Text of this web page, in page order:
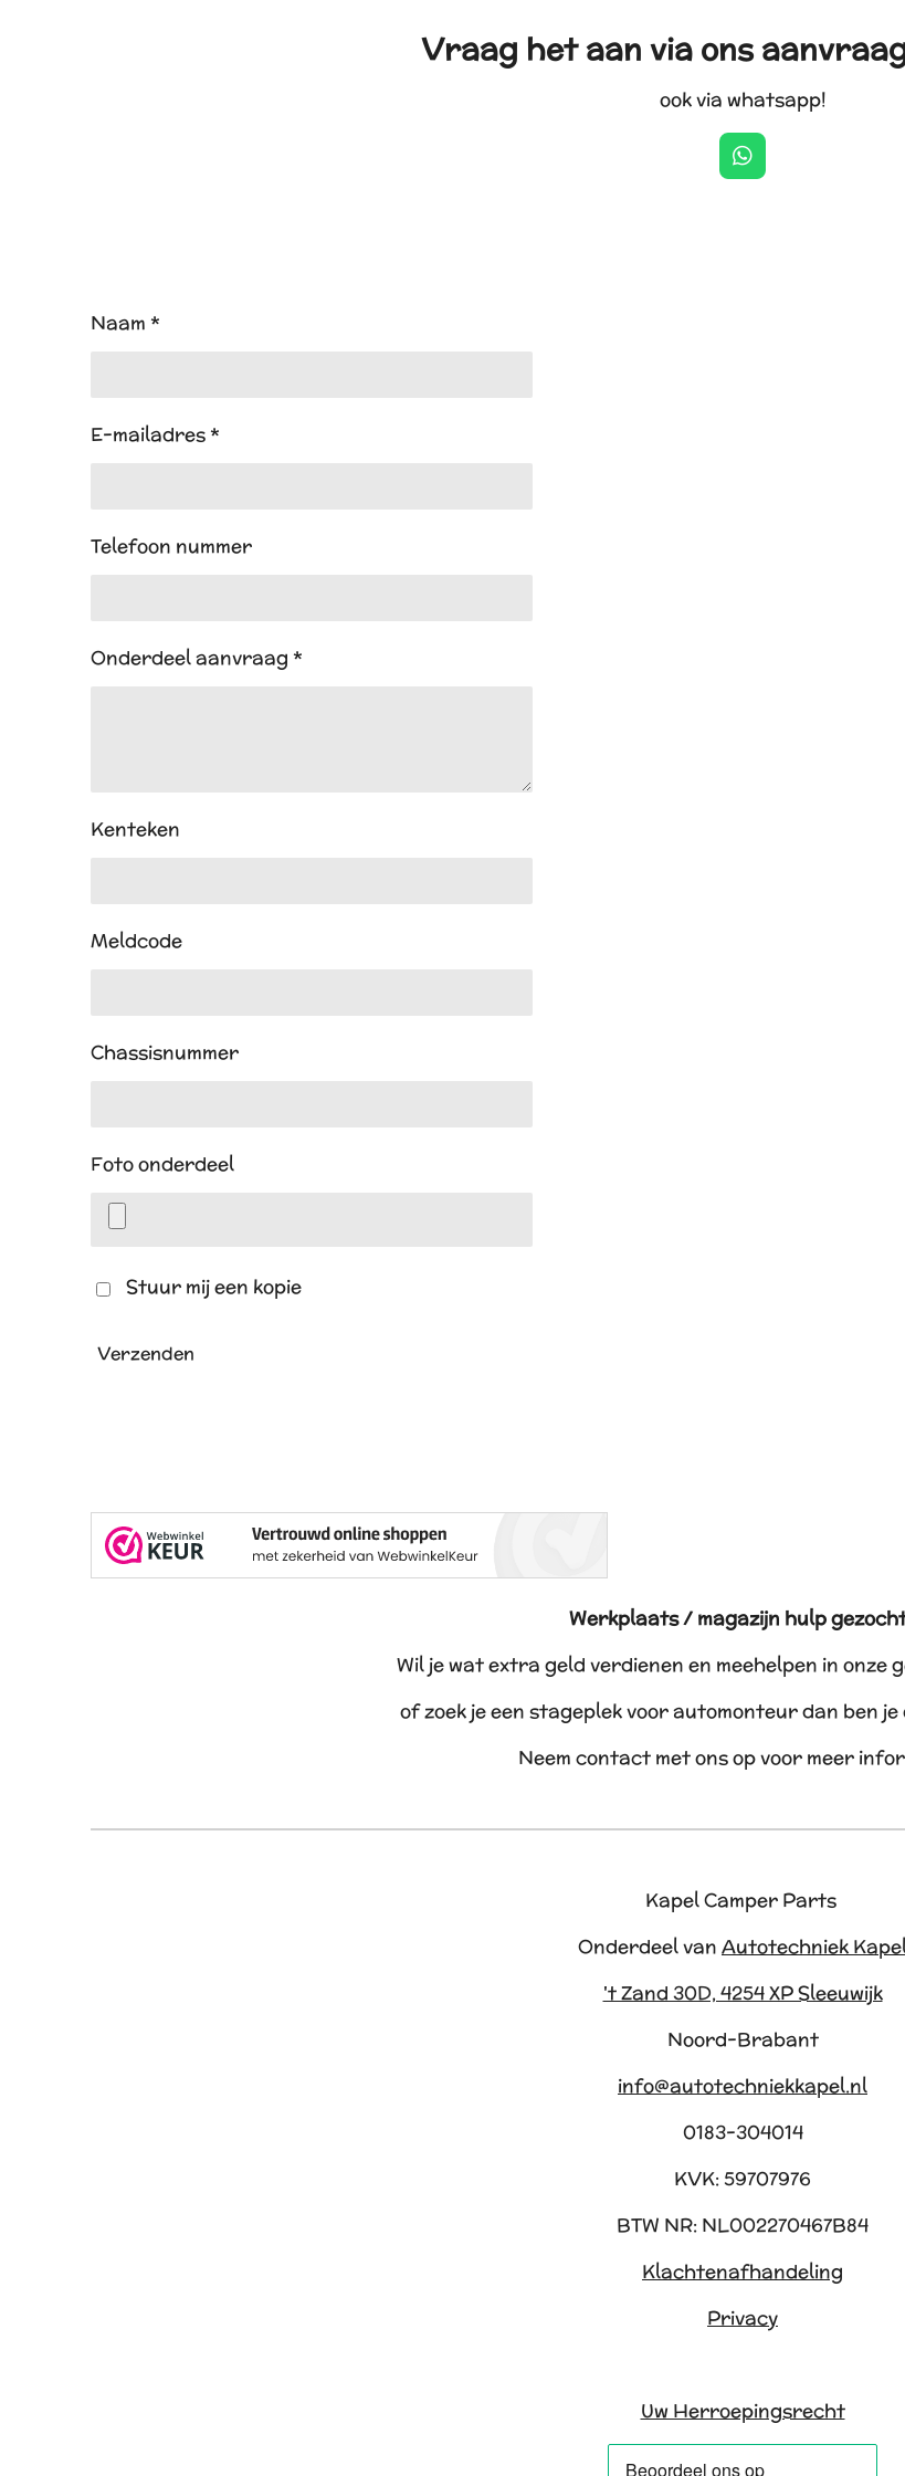
Vraag het aan via ons
ook via whatsapp!
W
h
Naam *
E-mailadres *
Telefoon nummer
Onderdeel aanvraag *
Kenteken
Meldcode
Chassisnummer
Foto onderdeel
Stuur mij een kopie
Verzenden
Werkplaats / magazijn hulp
Wil je wat extra geld verdienen en meehelpen in onze
of zoek je een stageplek voor automonteur dan ben
Neem contact met ons op voor meer
Kapel Camper Parts
Onderdeel van Autotechniek
't Zand 30D, 4254 XP Sleeuwijk
Noord-Brabant
info@autotechniekkapel.nl
0183-304014
KVK: 59707976
BTW NR: NL002270467B84
Klachtenafhandeling
Privacy
Uw Herroepingsrecht